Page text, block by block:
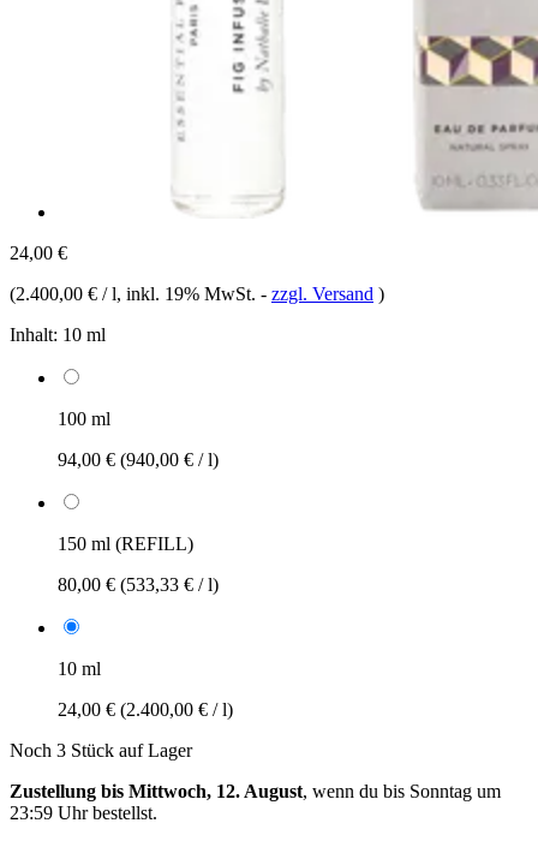
24,00 €
(2.400,00 € / l, inkl. 19% MwSt. - zzgl. Versand )
Inhalt: 10 ml
100 ml
94,00 € (940,00 € / l)
150 ml (REFILL)
80,00 € (533,33 € / l)
10 ml
24,00 € (2.400,00 € / l)
Noch 3 Stück auf Lager
Zustellung bis Mittwoch, 12. August, wenn du bis Sonntag um
23:59 Uhrbestellst.